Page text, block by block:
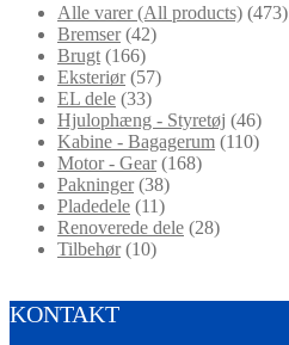
Alle varer (All products) (473)
Bremser (42)
Brugt (166)
Eksteriør (57)
EL dele (33)
Hjulophæng - Styretøj (46)
Kabine - Bagagerum (110)
Motor - Gear (168)
Pakninger (38)
Pladedele (11)
Renoverede dele (28)
Tilbehør (10)
KONTAKT